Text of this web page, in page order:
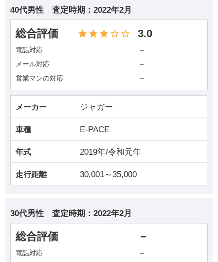
40代男性 査定時期： 2022年2月
総合評価 3.0
電話対応 －
メール対応 －
営業マンの対応 －
メーカー ジャガー
車種 E-PACE
年式 2019年/令和元年
走行距離 30,001～35,000
30代男性 査定時期： 2022年2月
総合評価 －
電話対応 －